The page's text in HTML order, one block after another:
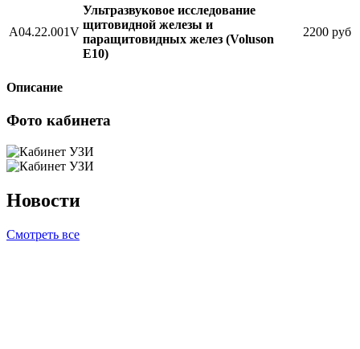
А04.22.001V
Ультразвуковое исследование
щитовидной железы и
паращитовидных желез (Voluson
E10)
2200 руб
Описание
Фото кабинета
Новости
Смотреть все